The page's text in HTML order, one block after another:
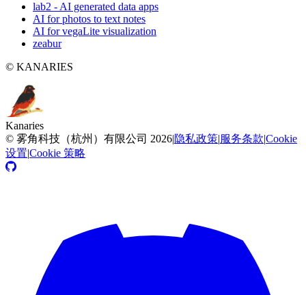
lab2 - AI generated data apps
AI for photos to text notes
AI for vegaLite visualization
zeabur
© KANARIES
Kanaries
© 雾角科技（杭州）有限公司 2026|隐私政策|服务条款|Cookie
设置|Cookie 策略